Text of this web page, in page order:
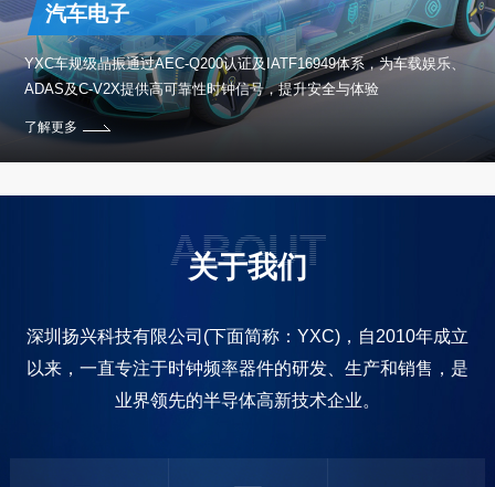
汽车电子
YXC车规级晶振通过AEC-Q200认证及IATF16949体系，为车载娱乐、
ADAS及C-V2X提供高可靠性时钟信号，提升安全与体验
了解更多
ABOUT
关于我们
深圳扬兴科技有限公司(下面简称：YXC)，自2010年成立
以来，一直专注于时钟频率器件的研发、生产和销售，是
业界领先的半导体高新技术企业。